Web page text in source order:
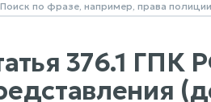
376.1